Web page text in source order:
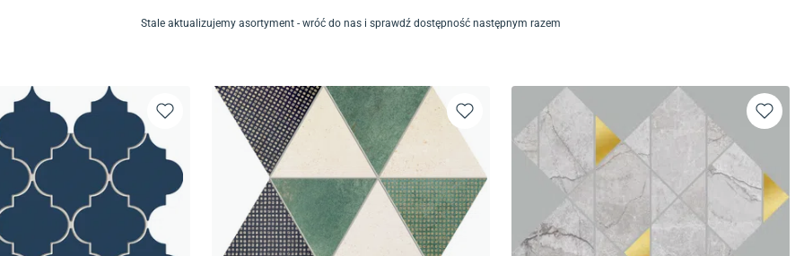
Stale aktualizujemy asortyment - wróć do nas i sprawdź dostępność następnym razem